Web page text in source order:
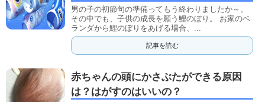
男の子の初節句の準備ってもう終わりましたか～。
その中でも、子供の成長を願う鯉のぼり。 お家のベ
ランダから鯉のぼりをあげる場合、...
記事を読む
赤ちゃんの頭にかさぶたができる原因
は？はがすのはいいの？